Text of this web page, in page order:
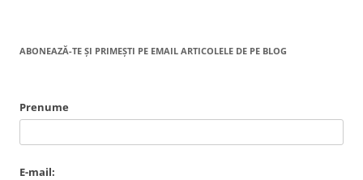
ABONEAZĂ-TE ȘI PRIMEȘTI PE EMAIL ARTICOLELE DE PE BLOG
Prenume
E-mail: